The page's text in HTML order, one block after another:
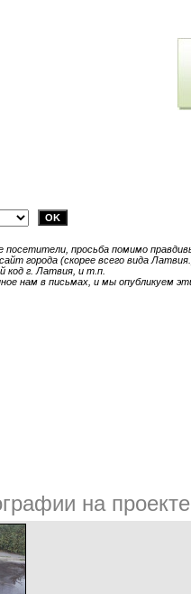
посетители, просьба помимо
города (скорее всего вида
код г. Латвия, и т.п.
нам в письмах, и мы опубликуем
на